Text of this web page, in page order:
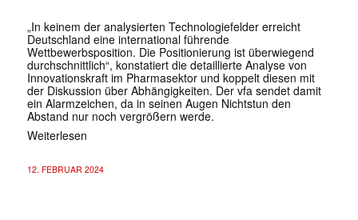
„In keinem der analysierten Technologiefelder erreicht
Deutschland eine international führende
Wettbewerbsposition. Die Positionierung ist überwiegend
durchschnittlich“, konstatiert die detaillierte Analyse von
Innovationskraft im Pharmasektor und koppelt diesen mit
der Diskussion über Abhängigkeiten. Der vfa sendet damit
ein Alarmzeichen, da in seinen Augen Nichtstun den
Abstand nur noch vergrößern werde.
Weiterlesen
12. FEBRUAR 2024